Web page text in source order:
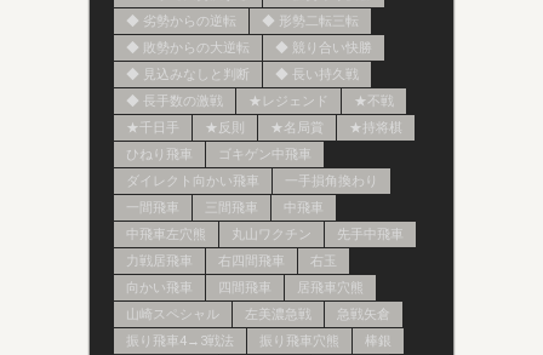
◆ 劣勢からの逆転
◆ 形勢二転三転
◆ 敗勢からの大逆転
◆ 競り合い快勝
◆ 見込みなしと判断
◆ 長い持久戦
◆ 長手数の激戦
★レジェンド
★不戦
★千日手
★反則 ★名局賞
★持将棋
ひねり飛車
ゴキゲン中飛車
ダイレクト向かい飛車
一手損角換わり
一間飛車
三間飛車
中飛車
中飛車左穴熊
丸山ワクチン
先手中飛車
力戦居飛車
右四間飛車
右玉
向かい飛車
四間飛車
居飛車穴熊
山崎スペシャル
左美濃急戦
急戦矢倉
振り飛車4→3戦法
振り飛車穴熊
棒銀